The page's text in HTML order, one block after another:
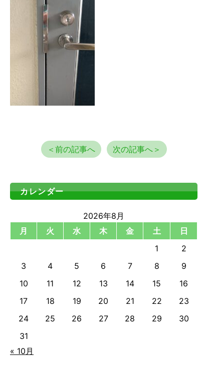
＜前の記事へ 次の記事へ＞
カレンダー
2026年8月
月
火 水 木 金 土
日
1
2
3
4 5 6 7 8
9
10
11 12 13 14 15
16
17
18 19 20 21 22
23
24
25 26 27 28 29
30
31
« 10月